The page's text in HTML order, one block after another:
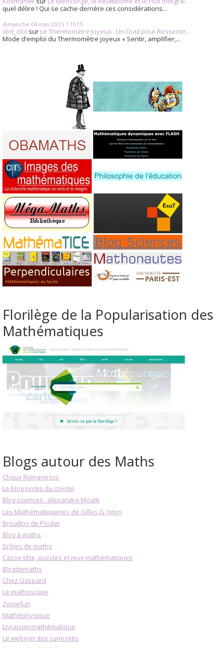
quel délire ! Qui se cache derrière ces considérations...
dimanche 04 mai 2025 17h15
olol_olol sur Le Thermomètre Joyeux : Un Outil pour Ressentir...
Mode d’emploi du Thermomètre joyeux « Sentir, amplifier,...
Florilège de la Popularisation des
Mathématiques
Blogs autour des Maths
Choux Romanesco
Le blog-notes du coyote
Blog sciences - Alexandre Moatti
Les Mathématiqueries de Gilles G. Jobin
Brouillon de Poulet
Blog à maths
Drôles de maths
Casse-tête, puzzles et jeux mathématiques
Blogdemaths
Chez Gaspard
Le mathoscope
Zomefun
Mathéphysique
Livraison mathématique
Le webinet des curiosités